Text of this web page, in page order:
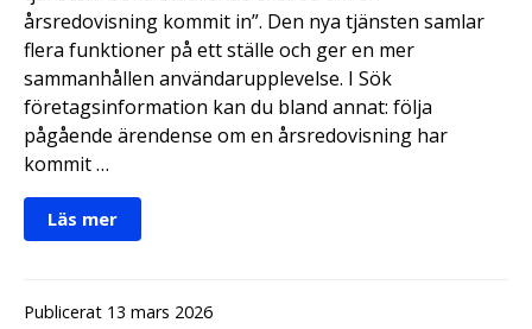
årsredovisning kommit in”. Den nya tjänsten samlar
flera funktioner på ett ställe och ger en mer
sammanhållen användarupplevelse. I Sök
företagsinformation kan du bland annat: följa
pågående ärendense om en årsredovisning har
kommit …
Läs mer
Publicerat 13 mars 2026